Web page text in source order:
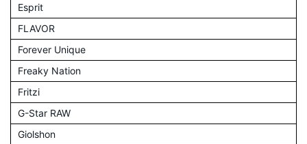
Esprit
FLAVOR
Forever Unique
Freaky Nation
Fritzi
G-Star RAW
Giolshon